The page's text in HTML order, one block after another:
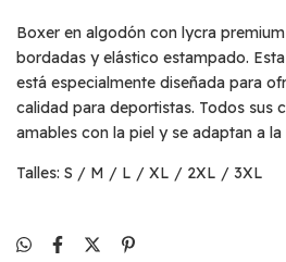
Boxer en algodón con lycra
bordadas y elástico estampado.
está especialmente diseñada para
calidad para deportistas. Todos sus
amables con la piel y se adaptan a
Talles: S / M / L / XL / 2XL / 3XL